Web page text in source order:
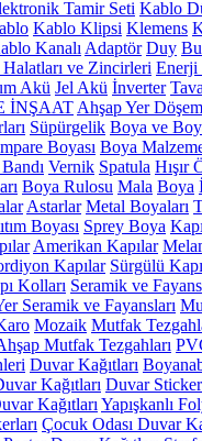
Tamir Seti Kablo
Kablo Klipsi Klemens
Kanalı Adaptör Duy
Halatları ve Zincirleri Enerji
Akü Jel Akü İnverter
İNŞAAT Ahşap Yer
Süpürgelik Boya ve
Boyası Boya
Vernik Spatula Hışır
Boya Rulosu Mala Boya
Astarlar Metal Boyaları
Boyası Sprey Boya
Amerikan Kapılar
Kapılar Sürgülü
Kolları Seramik ve Fayans
Seramik ve Fayansları
Mozaik Mutfak
Mutfak Tezgahları
Duvar Kağıtları
Kağıtları Duvar
Kağıtları Yapışkanlı
Çocuk Odası Duvar